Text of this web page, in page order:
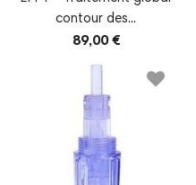
contour des...
89,00 €